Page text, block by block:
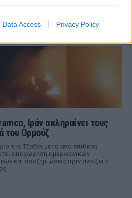
Data Access Privacy Policy
εισαγγελέας μετά το επικίνδυνο
Ιράν σκληραίνει τους
του Ορμούζ
της Τζαζάν μετά από επίθεση
αποχώρηση αμερικανικών
και αποζημιώσεις πριν ανοίξει η